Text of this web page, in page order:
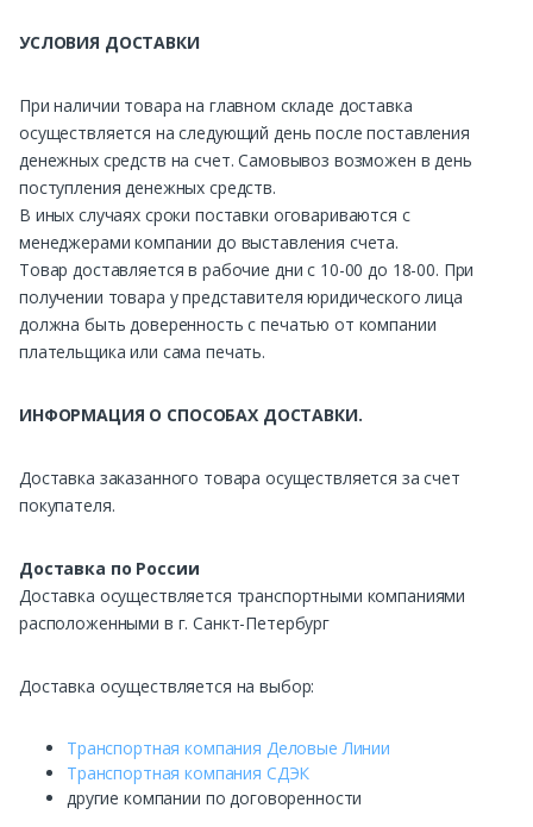
УСЛОВИЯ ДОСТАВКИ
При наличии товара на главном складе доставка
осуществляется на следующий день после поставления
денежных средств на счет. Самовывоз возможен в день
поступления денежных средств.
В иных случаях сроки поставки оговариваются с
менеджерами компании до выставления счета.
Товар доставляется в рабочие дни с 10-00 до 18-00. При
получении товара у представителя юридического лица
должна быть доверенность с печатью от компании
плательщика или сама печать.
ИНФОРМАЦИЯ О СПОСОБАХ ДОСТАВКИ.
Доставка заказанного товара осуществляется за счет
покупателя.
Доставка по России
Доставка осуществляется транспортными компаниями
расположенными в г. Санкт-Петербург
Доставка осуществляется на выбор:
Транспортная компания Деловые Линии
Транспортная компания СДЭК
другие компании по договоренности